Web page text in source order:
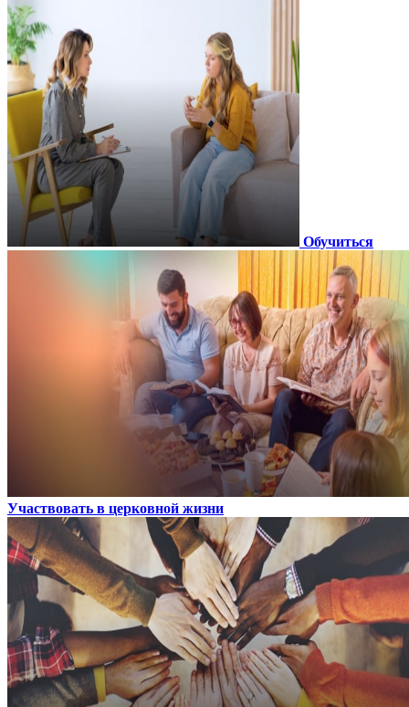
Обучиться
Участвовать в церковной жизни